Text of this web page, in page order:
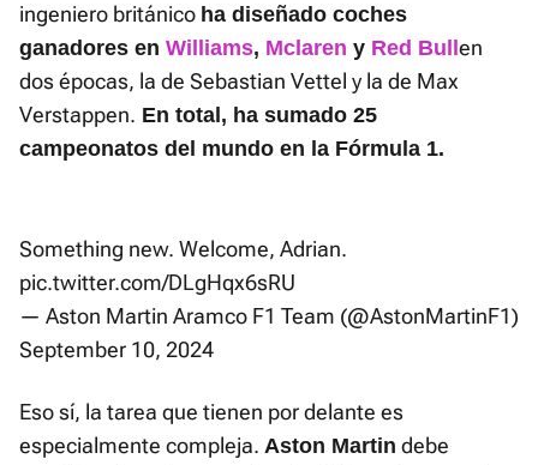
ingeniero británico ha diseñado coches
ganadores en Williams, Mclaren y Red Bull en
dos épocas, la de Sebastian Vettel y la de Max
Verstappen. En total, ha sumado 25
campeonatos del mundo en la Fórmula 1.
Something new. Welcome, Adrian.
pic.twitter.com/DLgHqx6sRU
— Aston Martin Aramco F1 Team (@AstonMartinF1)
September 10, 2024
Eso sí, la tarea que tienen por delante es
especialmente compleja. Aston Martin debe